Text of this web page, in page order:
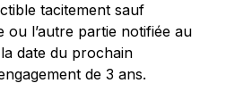
tacitement sauf
ou l’autre partie notifiée au
date du prochain
de 3 ans.